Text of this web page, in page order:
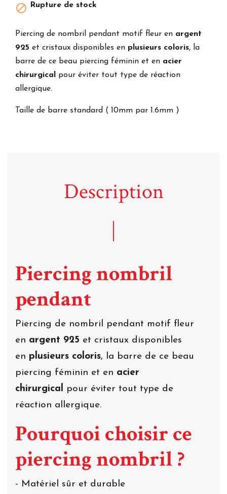
 Rupture de stock
Piercing de nombril pendant motif fleur en argent
925 et cristaux disponibles en plusieurs coloris, la
barre de ce beau piercing féminin et en acier
chirurgical
pour éviter tout type de réaction
allergique.
Taille de barre standard ( 10mm par 1.6mm )
Description
Piercing nombril
pendant
Piercing de nombril pendant motif fleur
en argent 925 et cristaux disponibles
en plusieurs coloris, la barre de ce beau
piercing féminin et en acier
chirurgical
pour éviter tout type de
réaction allergique.
Pourquoi choisir ce
piercing nombril ?
- Matériel sûr et durable